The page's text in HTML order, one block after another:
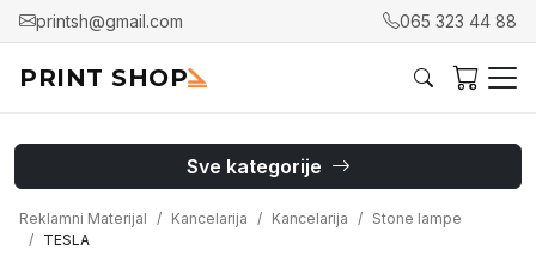
printsh@gmail.com 065 323 44 88
PRINT SHOP
Sve kategorije
Reklamni Materijal Kancelarija Kancelarija
Stone lampe
TESLA